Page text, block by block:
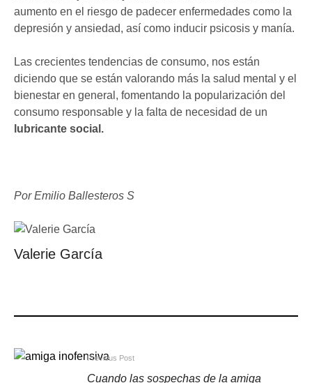
aumento en el riesgo de padecer enfermedades como la
depresión y ansiedad, así como inducir psicosis y manía.
Las crecientes tendencias de consumo, nos están
diciendo que se están valorando más la salud mental y el
bienestar en general, fomentando la popularización del
consumo responsable y la falta de necesidad de un
lubricante social.
Por Emilio Ballesteros S
Valerie García
Previous Post
Cuando las sospechas de la amiga